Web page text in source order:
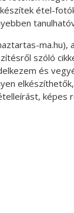
étel-
ma.hu),
szóló
és
képes